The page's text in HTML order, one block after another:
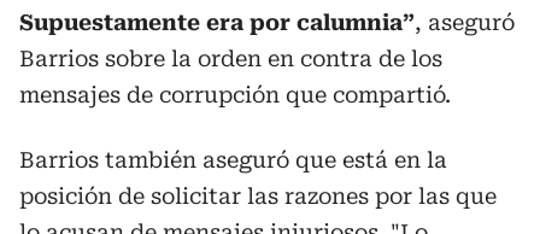
Supuestamente era por calumnia”, aseguró
Barrios sobre la orden en contra de los
mensajes de corrupción que compartió.
Barrios también aseguró que está en la
posición de solicitar las razones por las que